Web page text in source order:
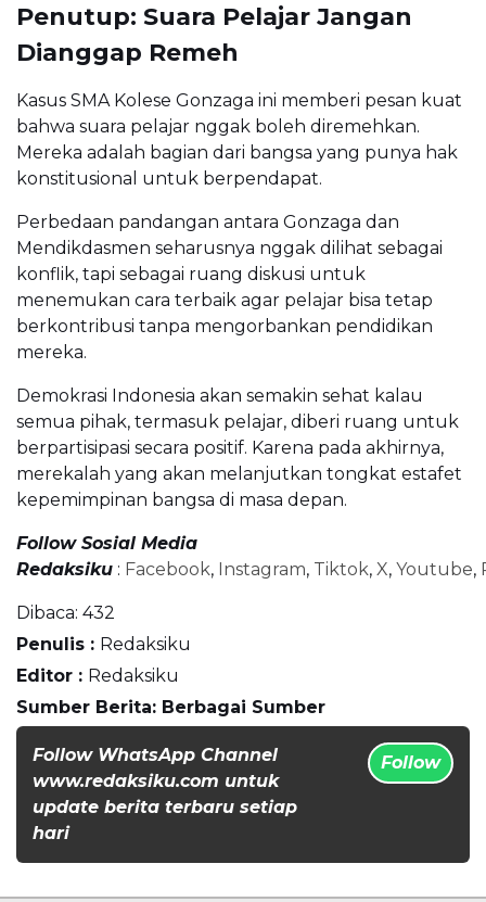
Penutup: Suara Pelajar Jangan
Dianggap Remeh
Kasus SMA Kolese Gonzaga ini memberi pesan kuat
bahwa suara pelajar nggak boleh diremehkan.
Mereka adalah bagian dari bangsa yang punya hak
konstitusional untuk berpendapat.
Perbedaan pandangan antara Gonzaga dan
Mendikdasmen seharusnya nggak dilihat sebagai
konflik, tapi sebagai ruang diskusi untuk
menemukan cara terbaik agar pelajar bisa tetap
berkontribusi tanpa mengorbankan pendidikan
mereka.
Demokrasi Indonesia akan semakin sehat kalau
semua pihak, termasuk pelajar, diberi ruang untuk
berpartisipasi secara positif. Karena pada akhirnya,
merekalah yang akan melanjutkan tongkat estafet
kepemimpinan bangsa di masa depan.
Follow Sosial Media
Redaksiku : Facebook, Instagram, Tiktok, X, Youtube,
Dibaca: 432
Penulis : Redaksiku
Editor : Redaksiku
Sumber Berita: Berbagai Sumber
Follow WhatsApp Channel
www.redaksiku.com untuk
update berita terbaru setiap
hari
Follow